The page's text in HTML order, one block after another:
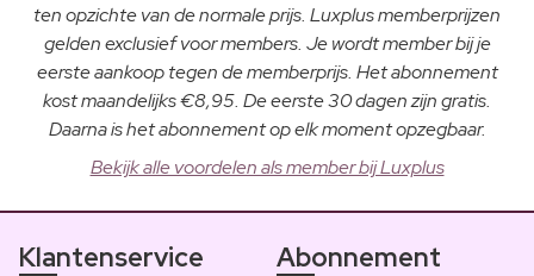
ten opzichte van de normale prijs. Luxplus memberprijzen
gelden exclusief voor members. Je wordt member bij je
eerste aankoop tegen de memberprijs. Het abonnement
kost maandelijks €8,95. De eerste 30 dagen zijn gratis.
Daarna is het abonnement op elk moment opzegbaar.
Bekijk alle voordelen als member bij Luxplus
Klantenservice Abonnement